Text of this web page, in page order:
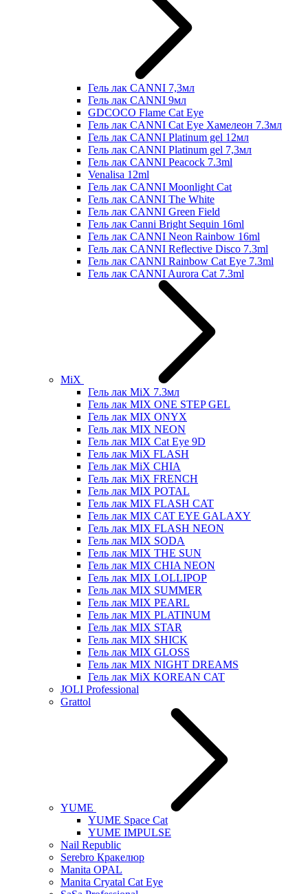
Гель лак CANNI 7,3мл
Гель лак CANNI 9мл
GDCOCO Flame Cat Eye
Гель лак CANNI Cat Eye Хамелеон 7.3мл
Гель лак CANNI Platinum gel 12мл
Гель лак CANNI Platinum gel 7,3мл
Гель лак CANNI Peacock 7.3ml
Venalisa 12ml
Гель лак CANNI Moonlight Cat
Гель лак CANNI The White
Гель лак CANNI Green Field
Гель лак Canni Bright Sequin 16ml
Гель лак CANNI Neon Rainbow 16ml
Гель лак CANNI Reflective Disco 7.3ml
Гель лак CANNI Rainbow Cat Eye 7.3ml
Гель лак CANNI Aurora Cat 7.3ml
MiX
Гель лак MiX 7.3мл
Гель лак MIX ONE STEP GEL
Гель лак MIX ONYX
Гель лак MIX NEON
Гель лак MIX Cat Eye 9D
Гель лак MiX FLASH
Гель лак MiX CHIA
Гель лак MiX FRENCH
Гель лак MIX POTAL
Гель лак MIX FLASH CAT
Гель лак MIX CAT EYE GALAXY
Гель лак MIX FLASH NEON
Гель лак MIX SODA
Гель лак MIX THE SUN
Гель лак MIX CHIA NEON
Гель лак MIX LOLLIPOP
Гель лак MIX SUMMER
Гель лак MIX PEARL
Гель лак MIX PLATINUM
Гель лак MIX STAR
Гель лак MIX SHICK
Гель лак MIX GLOSS
Гель лак MIX NIGHT DREAMS
Гель лак MiX KOREAN CAT
JOLI Professional
Grattol
YUME
YUME Space Cat
YUME IMPULSE
Nail Republic
Serebro Кракелюр
Manita OPAL
Manita Cryatal Cat Eye